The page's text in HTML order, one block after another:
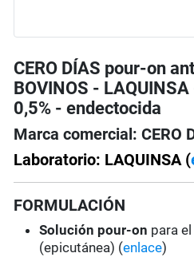
CERO DÍAS pour-on
BOVINOS -
0,5% - endectocida
Marca comercial: CERO
Laboratorio: LAQUINSA (
FORMULACIÓN
Solución pour-on para
(epicutánea) (enlace)